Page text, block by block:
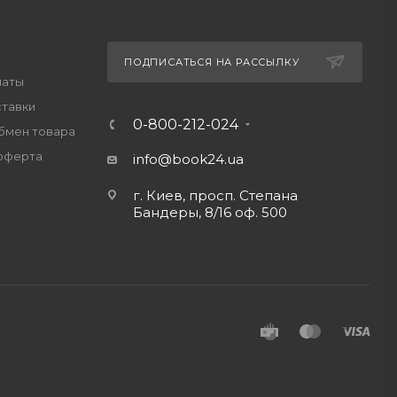
товара
ПОДПИСАТЬСЯ НА РАССЫЛКУ
0-800-212-024
info@book24.ua
г. Киев, просп. Степана
Бандеры, 8/16 оф. 500